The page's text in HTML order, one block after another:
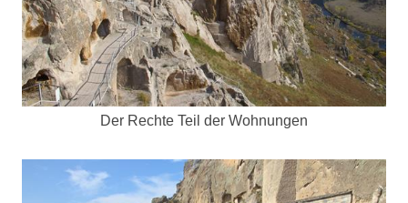
Der Rechte Teil der Wohnungen